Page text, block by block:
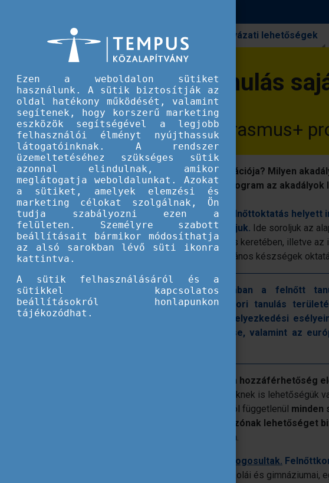
Pályázati lehetőségek
A felnőttkori tanulás sajátosságai
A felnőttkori tanulás
Felnőtt tanulás az Erasmus+
Miben más a felnőttek tanulási motivációja? Milyen
és hogyan támogatja az Erasmus+ program az akadályok
Az Erasmus+ program esetében a felnőttoktatás helyett
felnőtt tanulás megnevezést használjuk. Ide soroljuk az
kor felett, iskolarendszerű felnőttoktatás keretében, illetve
de azok közül is csak szigorúan az általános készségek
Az Erasmus+ program fókuszában a felnőtt
minőségének javítása, a felnőttkori tanulás
támogatása, a felnőtt tanulók elhelyezkedési
szükséges készségeik fejlesztése, valamint az
A program prioritása 2021-2027 között a hozzáférhetőség
különböző szintjein működő intézményeknek is lehetőségük
Tapasztalattól és szervezeti kapacitástól függetlenül minden
minden pályázónak lehetőséget
összetettebb projektek megvalósítására.
A pályázásra kizárólag intézmények jogosultak.
felnőttek általános iskolái és gimnáziumai,
Ezen a weboldalon sütiket
használunk. A sütik biztosítják az
oldal hatékony működését, valamint
segítenek, hogy korszerű marketing
eszközök segítségével a legjobb
felhasználói élményt nyújthassuk
látogatóinknak. A rendszer
üzemeltetéséhez szükséges sütik
azonnal elindulnak, amikor
meglátogatja weboldalunkat. Azokat
a sütiket, amelyek elemzési és
marketing célokat szolgálnak, Ön
tudja szabályozni ezen a
felületen. Személyre szabott
beállításait bármikor módosíthatja
az alsó sarokban lévő süti ikonra
kattintva.
A sütik felhasználásáról és a
sütikkel kapcsolatos
beállításokról honlapunkon
tájékozódhat.